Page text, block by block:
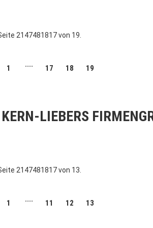
2147481817 von 19.
1 .... 17 18 19
LIEBERS
2147481817 von 13.
1 .... 11 12 13